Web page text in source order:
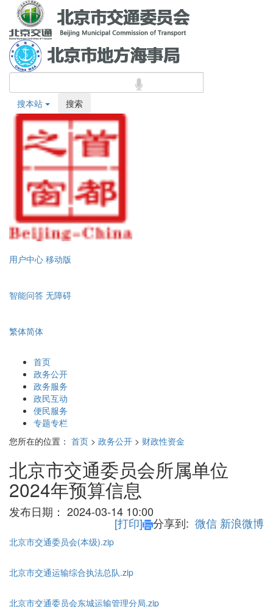
搜本站 搜索
用户中心 移动版
智能问答 无障碍
繁体简体
首页
政务公开
政务服务
政民互动
便民服务
专题专栏
您所在的位置： 首页 > 政务公开 > 财政性资金
北京市交通委员会所属单位
2024年预算信息
发布日期： 2024-03-14 10:00
[打印] 分享到: 微信 新浪微博
北京市交通委员会(本级).zip
北京市交通运输综合执法总队.zip
北京市交通委员会东城运输管理分局.zip